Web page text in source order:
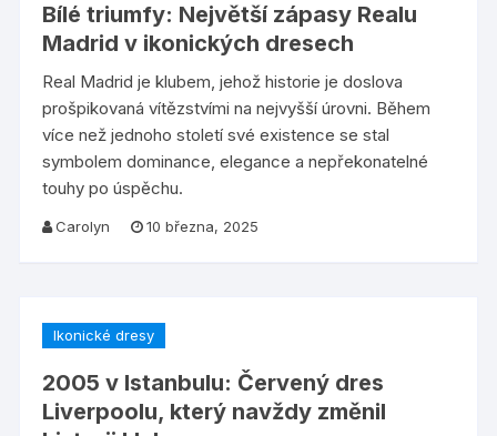
Bílé triumfy: Největší zápasy Realu
Madrid v ikonických dresech
Real Madrid je klubem, jehož historie je doslova
prošpikovaná vítězstvími na nejvyšší úrovni. Během
více než jednoho století své existence se stal
symbolem dominance, elegance a nepřekonatelné
touhy po úspěchu.
Carolyn 10 března, 2025
Ikonické dresy
2005 v Istanbulu: Červený dres
Liverpoolu, který navždy změnil